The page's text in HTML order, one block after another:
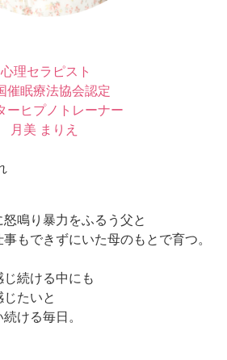
心理セラピスト
催眠療法協会認定
ーヒプノトレーナー
月美 まりえ
鳴り暴力をふるう父と
もできずにいた母のもとで育つ。
続ける中にも
たいと
ける毎日。